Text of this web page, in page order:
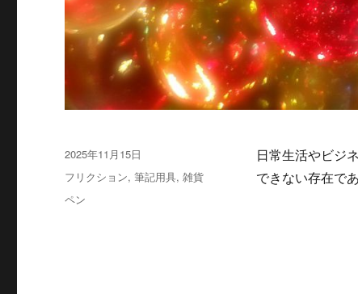
日常生活やビジ
できない存在で
投
稿
2025年11月15日
カ
テ
フリクション,筆記用具,雑貨
タ
ペン